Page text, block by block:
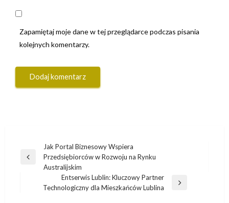
Zapamiętaj moje dane w tej przeglądarce podczas pisania
kolejnych komentarzy.
Nawigacja
wpisu
Poprzedni
Jak Portal Biznesowy Wspiera
Przedsiębiorców w Rozwoju na Rynku
Australijskim
Następny
Entserwis Lublin: Kluczowy Partner
Technologiczny dla Mieszkańców Lublina